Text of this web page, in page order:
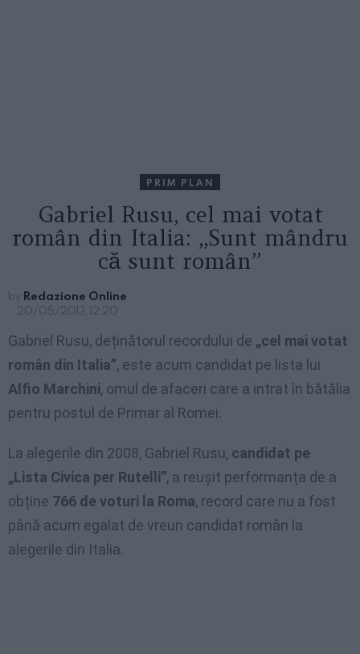
PRIM PLAN
Gabriel Rusu, cel mai votat
român din Italia: „Sunt mândru
că sunt român”
by Redazione Online
20/05/2013, 12:20
Gabriel Rusu, deținătorul recordului de „cel mai votat
român din Italia”, este acum candidat pe lista lui
Alfio Marchini, omul de afaceri care a intrat în bătălia
pentru postul de Primar al Romei.
La alegerile din 2008, Gabriel Rusu, candidat pe
„Lista Civica per Rutelli”, a reușit performanța de a
obține 766 de voturi la Roma, record care nu a fost
până acum egalat de vreun candidat român la
alegerile din Italia.